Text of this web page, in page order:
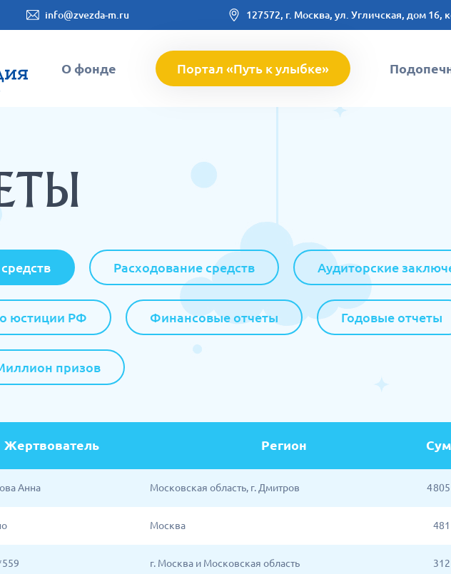
info@zvezda-m.ru 127572, г. Москва, ул. Угличская, дом 16,
О фонде Портал «Путь к улыбке»
Расходование средств Аудиторские
юстиции РФ Финансовые отчеты Годовые отчеты
призов
Жертвователь Регион
Анна Московская область, г. Дмитров 4 805
Москва 481
г. Москва и Московская область 312